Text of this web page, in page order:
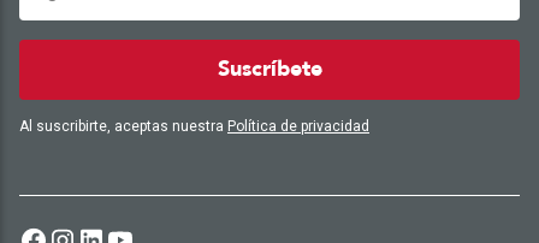
Suscríbete
Al suscribirte, aceptas nuestra Política de privacidad